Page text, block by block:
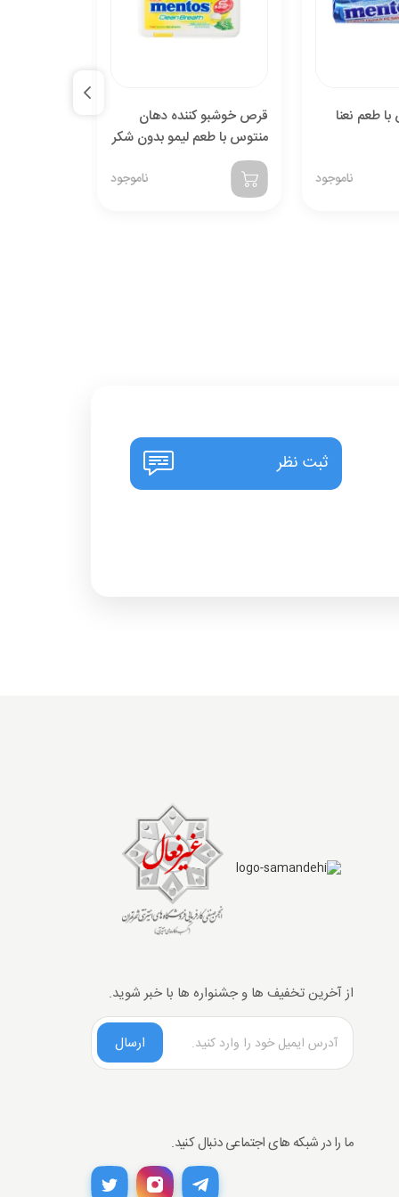
طعم نعنا
ناموجود
قرص خوشبو کننده دهان
منتوس با طعم لیمو بدون شکر
21 گرمی
ناموجود
ثبت نظر
از آخرین تخفیف ها و جشنواره ها با خبر شوید.
ارسال
ما را در شبکه های اجتماعی دنبال کنید.